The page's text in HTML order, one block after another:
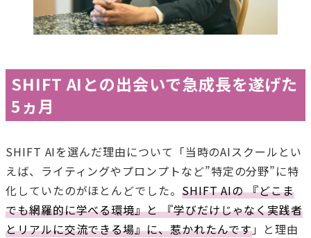
SHIFT AIとの出会いで急成長を遂げた
5ヵ月
SHIFT AIを選んだ理由について「当時のAIスクールとい
えば、ライティングやプロンプトなど”特定の分野”に特
化していたのがほとんどでした。 SHIFT AIの 『どこま
でも網羅的に学べる環境』と 『学びだけじゃなく実践者
とリアルに交流できる場』に、惹かれたんです」と理由